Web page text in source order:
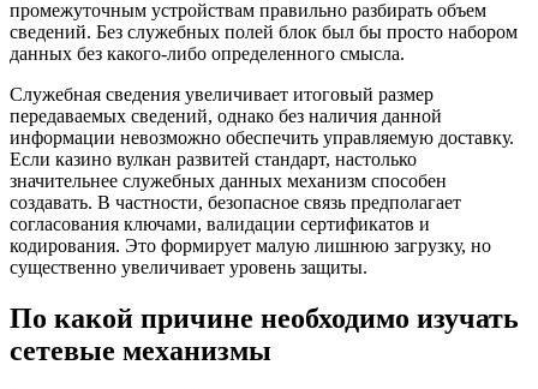
промежуточным устройствам правильно разбирать объем
сведений. Без служебных полей блок был бы просто набором
данных без какого-либо определенного смысла.
Служебная сведения увеличивает итоговый размер
передаваемых сведений, однако без наличия данной
информации невозможно обеспечить управляемую доставку.
Если казино вулкан развитей стандарт, настолько
значительнее служебных данных механизм способен
создавать. В частности, безопасное связь предполагает
согласования ключами, валидации сертификатов и
кодирования. Это формирует малую лишнюю загрузку, но
существенно увеличивает уровень защиты.
По какой причине необходимо изучать
сетевые механизмы